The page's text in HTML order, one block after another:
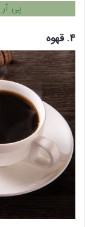
پی
۴. قهوه